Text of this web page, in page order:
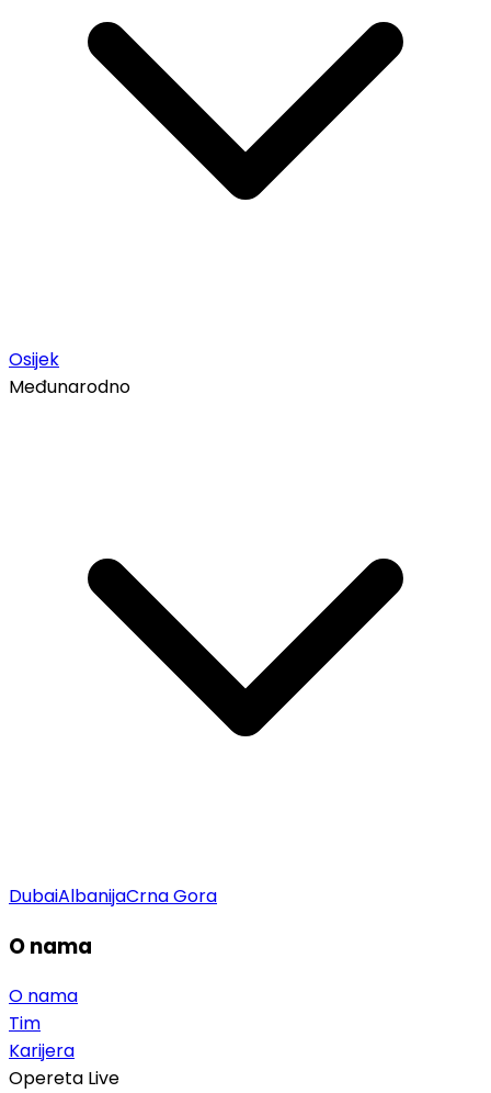
Osijek
Međunarodno
DubaiAlbanijaCrna Gora
O nama
O nama
Tim
Karijera
Opereta Live